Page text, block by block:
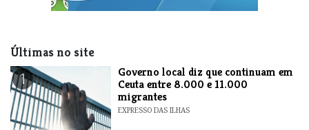
Últimas no site
1
​Governo local diz que continuam em
Ceuta entre 8.000 e 11.000
migrantes
EXPRESSO DAS ILHAS